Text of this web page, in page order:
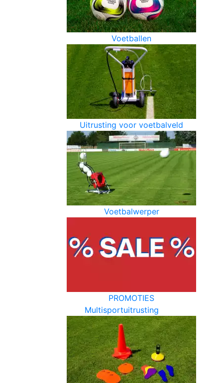
Voetballen
Uitrusting voor voetbalveld
Voetbalwerper
PROMOTIES
Multisportuitrusting